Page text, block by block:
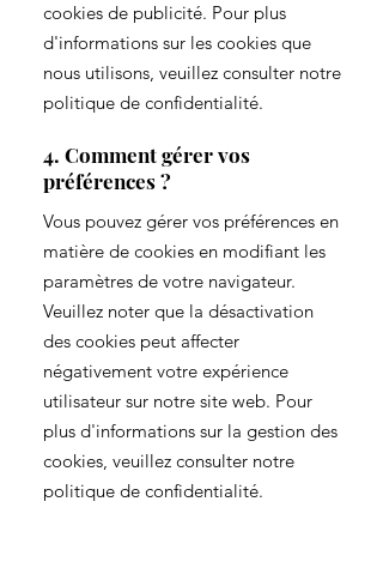
cookies de publicité. Pour plus
d'informations sur les cookies que
nous utilisons, veuillez consulter notre
politique de confidentialité.
4. Comment gérer vos
préférences ?
Vous pouvez gérer vos préférences en
matière de cookies en modifiant les
paramètres de votre navigateur.
Veuillez noter que la désactivation
des cookies peut affecter
négativement votre expérience
utilisateur sur notre site web. Pour
plus d'informations sur la gestion des
cookies, veuillez consulter notre
politique de confidentialité.